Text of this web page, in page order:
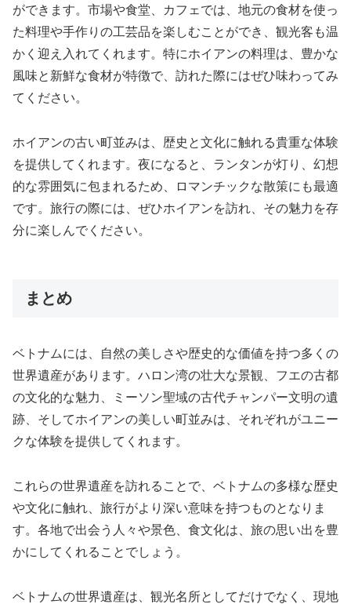
ができます。市場や食堂、カフェでは、地元の食材を使っ
た料理や手作りの工芸品を楽しむことができ、観光客も温
かく迎え入れてくれます。特にホイアンの料理は、豊かな
風味と新鮮な食材が特徴で、訪れた際にはぜひ味わってみ
てください。
ホイアンの古い町並みは、歴史と文化に触れる貴重な体験
を提供してくれます。夜になると、ランタンが灯り、幻想
的な雰囲気に包まれるため、ロマンチックな散策にも最適
です。旅行の際には、ぜひホイアンを訪れ、その魅力を存
分に楽しんでください。
まとめ
ベトナムには、自然の美しさや歴史的な価値を持つ多くの
世界遺産があります。ハロン湾の壮大な景観、フエの古都
の文化的な魅力、ミーソン聖域の古代チャンパー文明の遺
跡、そしてホイアンの美しい町並みは、それぞれがユニー
クな体験を提供してくれます。
これらの世界遺産を訪れることで、ベトナムの多様な歴史
や文化に触れ、旅行がより深い意味を持つものとなりま
す。各地で出会う人々や景色、食文化は、旅の思い出を豊
かにしてくれることでしょう。
ベトナムの世界遺産は、観光名所としてだけでなく、現地